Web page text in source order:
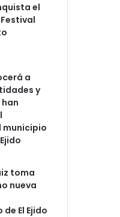
el
a
y
municipio
toma
nueva
El Ejido